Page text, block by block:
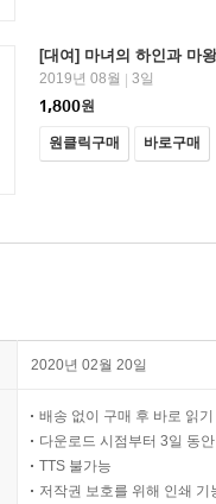
[대여] 마녀의 하인과 마
2019년 08월
3일
1,800원
원클릭구매 바로구매
2020년 02월 20일
배송 없이 구매 후 바로 읽기
다운로드 시점부터 3일 동
TTS 불가능
저작권 보호를 위해 인쇄 기